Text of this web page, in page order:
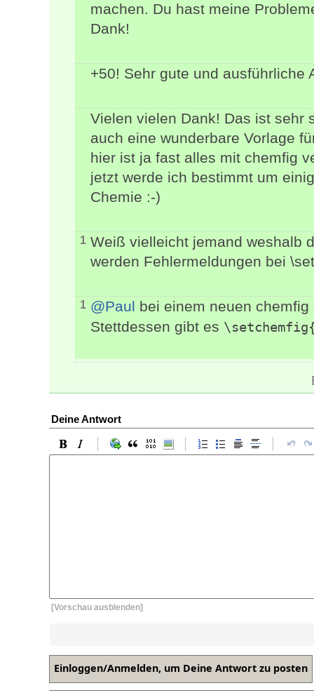
machen. Du hast meine
Dank!
+50! Sehr gute und ausführliche
Vielen vielen Dank! Das ist sehr
auch eine wunderbare Vorlage
hier ist ja fast alles mit chemfig
jetzt werde ich bestimmt um
Chemie :-)
1 Weiß vielleicht jemand weshalb
werden Fehlermeldungen bei
1 @Paul bei einem neuen
Stettdessen gibt es
Deine Antwort
[Vorschau ausblenden]